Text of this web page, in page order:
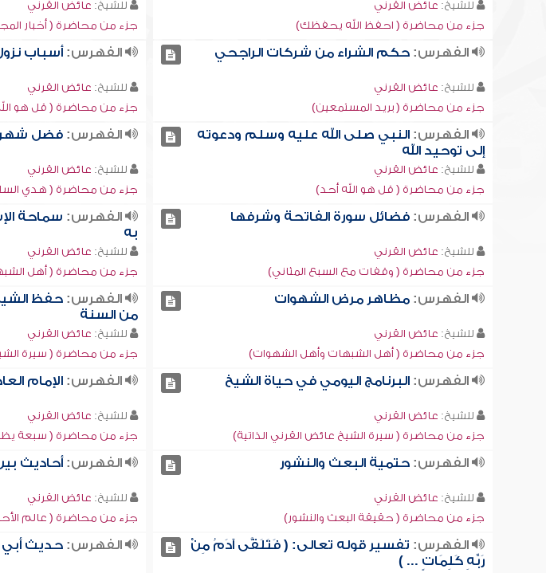
للشيخ: عائض القرني
جزء من محاضرة ( احفظ الله يحفظك)
للشيخ: عائض القرني
جزء من محاضرة ( أخبار
الفهرس:حكم الشراء من شركات الراجحي
للشيخ: عائض القرني
جزء من محاضرة ( بريد المستمعين)
الفهرس: أسباب
للشيخ: عائض القرني
جزء من محاضرة ( قل هو
الفهرس:النبي صلى الله عليه وسلم ودعوته
إلى توحيد الله
للشيخ: عائض القرني
جزء من محاضرة ( قل هو الله أحد)
الفهرس: فضل شهر
للشيخ: عائض القرني
جزء من محاضرة ( هدي
الفهرس:فضائل سورة الفاتحة وشرفها
للشيخ: عائض القرني
جزء من محاضرة ( وقفات مع السبع المثاني)
الفهرس: سماحة
به
للشيخ: عائض القرني
جزء من محاضرة ( أهل
الفهرس:مظاهر مرض الشهوات
للشيخ: عائض القرني
جزء من محاضرة ( أهل الشبهات وأهل الشهوات)
الفهرس: حفظ
من السنة
للشيخ: عائض القرني
جزء من محاضرة ( سيرة
الفهرس:البرنامج اليومي في حياة الشيخ
للشيخ: عائض القرني
جزء من محاضرة ( سيرة الشيخ عائض القرني الذاتية)
الفهرس: الإمام
للشيخ: عائض القرني
جزء من محاضرة ( سبعة
الفهرس:حتمية البعث والنشور
للشيخ: عائض القرني
جزء من محاضرة ( حقيقة البعث والنشور)
الفهرس: أحاديث
للشيخ: عائض القرني
جزء من محاضرة ( عالم
الفهرس: تفسير قوله تعالى: ( فَتَلَقَّى آدَمُ مِنْ
رَبِّهِ كَلِمَاتٍ ... )
الفهرس: حديث أبي